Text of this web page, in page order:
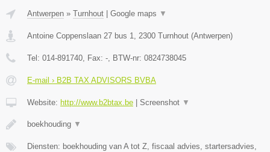
Antwerpen » Turnhout Google maps ▼
Antoine Coppenslaan 27 bus 1, 2300 Turnhout (Antwerpen)
Tel: 014-891740, Fax: -, BTW-nr: 0824738045
E-mail › B2B TAX ADVISORS BVBA
Website: http://www.b2btax.be Screenshot ▼
boekhouding ▼
Diensten: boekhouding van A tot Z, fiscaal advies, startersadvies,